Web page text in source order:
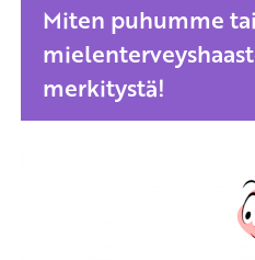
Miten puhumme
merkitystä!